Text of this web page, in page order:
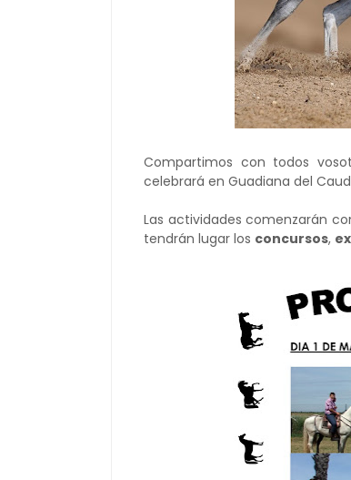
Compartimos con todos
celebrará en Guadiana del
Las actividades comenzarán
tendrán lugar los concursos,